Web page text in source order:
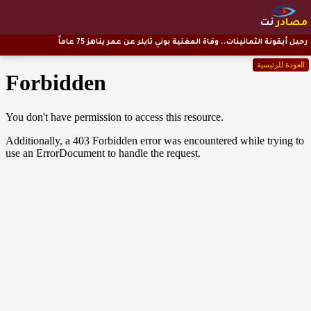
مصادرنت
العودة للرئيسية
رحيل أيقونة الثمانينات.. وفاة المغنية بوني تايلر عن عمر يناهز 75 عاماً